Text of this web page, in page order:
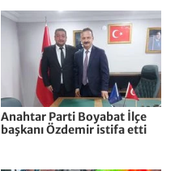
Anahtar Parti Boyabat İlçe
başkanı Özdemir istifa etti